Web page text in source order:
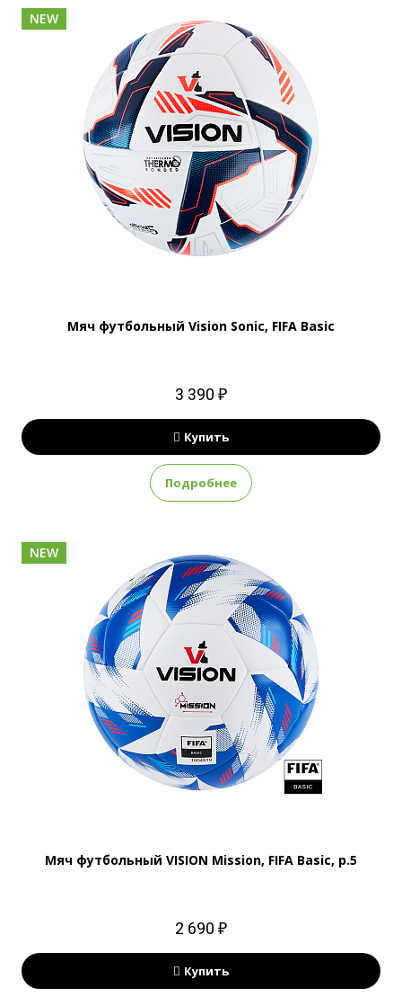
NEW
Мяч футбольный Vision Sonic, FIFA Basic
3 390 ₽
Купить
Подробнее
NEW
Мяч футбольный VISION Mission, FIFA Basic, р.5
2 690 ₽
Купить